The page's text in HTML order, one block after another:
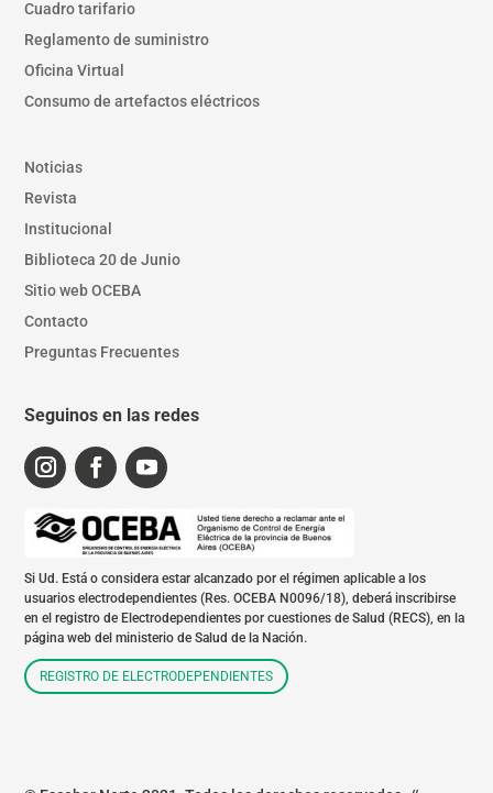
Cuadro tarifario
Reglamento de suministro
Oficina Virtual
Consumo de artefactos eléctricos
Noticias
Revista
Institucional
Biblioteca 20 de Junio
Sitio web OCEBA
Contacto
Preguntas Frecuentes
Seguinos en las redes
Si Ud. Está o considera estar alcanzado por el régimen aplicable a los
usuarios electrodependientes (Res. OCEBA N0096/18), deberá inscribirse
en el registro de Electrodependientes por cuestiones de Salud (RECS), en la
página web del ministerio de Salud de la Nación.
REGISTRO DE ELECTRODEPENDIENTES